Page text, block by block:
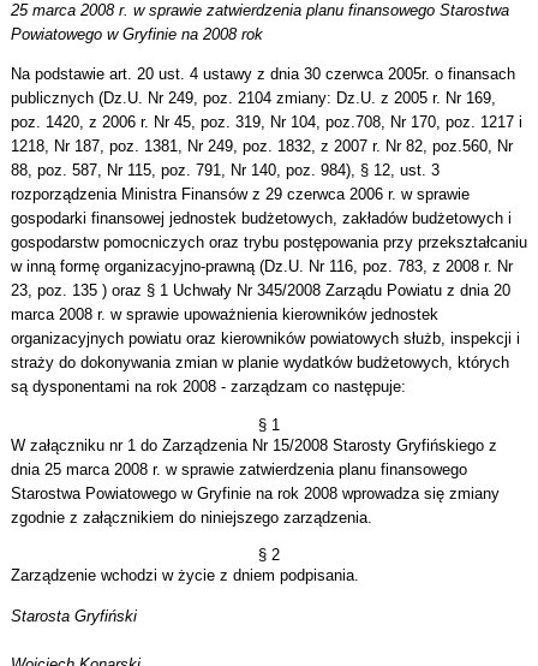
25 marca 2008 r. w sprawie zatwierdzenia planu finansowego Starostwa
Powiatowego w Gryfinie na 2008 rok
Na podstawie art. 20 ust. 4 ustawy z dnia 30 czerwca 2005r. o finansach
publicznych (Dz.U. Nr 249, poz. 2104 zmiany: Dz.U. z 2005 r. Nr 169,
poz. 1420, z 2006 r. Nr 45, poz. 319, Nr 104, poz.708, Nr 170, poz. 1217 i
1218, Nr 187, poz. 1381, Nr 249, poz. 1832, z 2007 r. Nr 82, poz.560, Nr
88, poz. 587, Nr 115, poz. 791, Nr 140, poz. 984), § 12, ust. 3
rozporządzenia Ministra Finansów z 29 czerwca 2006 r. w sprawie
gospodarki finansowej jednostek budżetowych, zakładów budżetowych i
gospodarstw pomocniczych oraz trybu postępowania przy przekształcaniu
w inną formę organizacyjno-prawną (Dz.U. Nr 116, poz. 783, z 2008 r. Nr
23, poz. 135 ) oraz § 1 Uchwały Nr 345/2008 Zarządu Powiatu z dnia 20
marca 2008 r. w sprawie upoważnienia kierowników jednostek
organizacyjnych powiatu oraz kierowników powiatowych służb, inspekcji i
straży do dokonywania zmian w planie wydatków budżetowych, których
są dysponentami na rok 2008 - zarządzam co następuje:
§ 1
W załączniku nr 1 do Zarządzenia Nr 15/2008 Starosty Gryfińskiego z
dnia 25 marca 2008 r. w sprawie zatwierdzenia planu finansowego
Starostwa Powiatowego w Gryfinie na rok 2008 wprowadza się zmiany
zgodnie z załącznikiem do niniejszego zarządzenia.
§ 2
Zarządzenie wchodzi w życie z dniem podpisania.
Starosta Gryfiński